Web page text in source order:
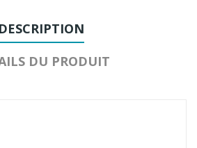
DESCRIPTION
DU PRODUIT